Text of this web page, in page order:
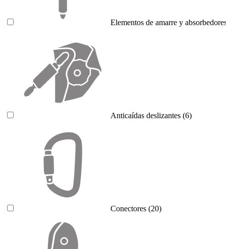
Elementos de amarre y
Anticaídas deslizantes (6)
Conectores (20)